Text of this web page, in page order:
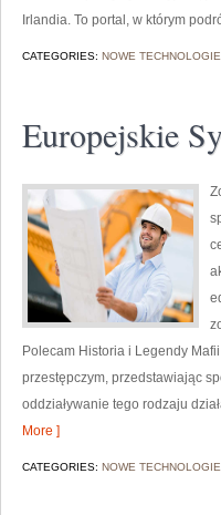
Irlandia. To portal, w którym
CATEGORIES: NOWE TECHNOLOGIE
Europejskie
Polecam Historia i Legendy
przestępczym, przedstawiając
oddziaływanie tego rodzaju
More ]
CATEGORIES: NOWE TECHNOLOGIE